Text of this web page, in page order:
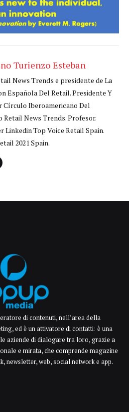
Turienzo Esteban
News Trends e presidente de La
Española Del Retail. Presidente Y
Círculo Iberoamericano Del
Retail News Trends. Profesor.
Linkedin Top Voice Retail Spain.
2021 Spain.
di contenuti, nell’area della
ed è un attivatore di contatti: è una
aziende di dialogare tra loro, grazie a
e mirata, che comprende magazine
newsletter, web, social network e app.